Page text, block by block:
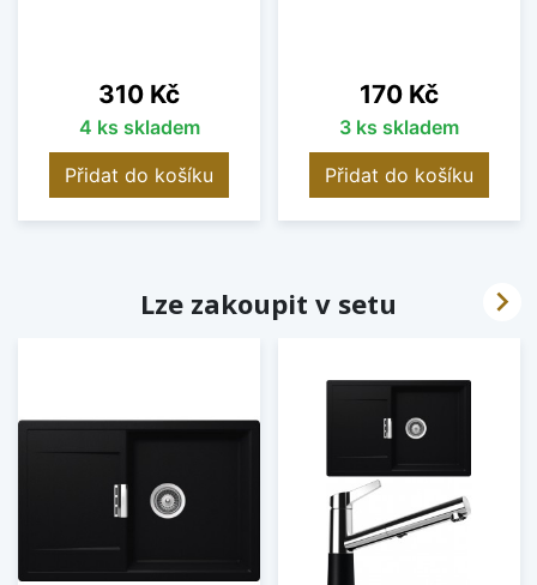
Cena
310 Kč
4 ks skladem
Přidat do košíku
Cena
170 Kč
3 ks skladem
Přidat do košíku
Lze zakoupit v setu 